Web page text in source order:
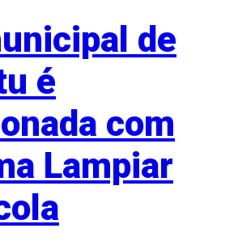
de
é
com
Lampiar